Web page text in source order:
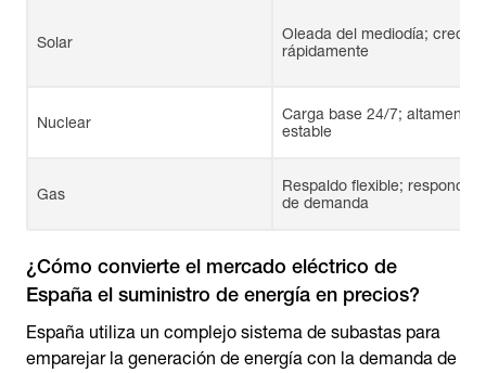
Solar
Oleada del mediodía;
rápidamente
Nuclear
Carga base 24/7; altamente
estable
Gas
Respaldo flexible;
de demanda
¿Cómo convierte el mercado eléctrico de
España el suministro de energía en precios?
España utiliza un complejo sistema de subastas para
emparejar la generación de energía con la demanda de